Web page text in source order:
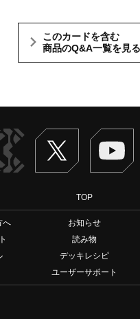
このカードを含む
商品のQ&A一覧を見る
Twitter
TOP
へ お知らせ
読み物
デッキレシピ
ユーザーサポート